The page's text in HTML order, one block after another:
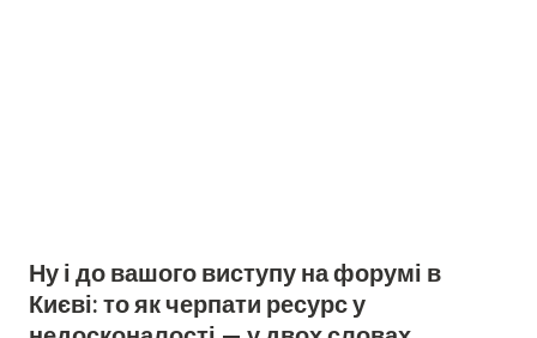
Ну і до вашого виступу на форумі в
Києві: то як черпати ресурс у